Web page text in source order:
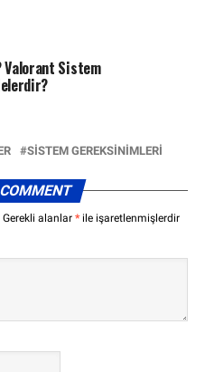
Valorant Sistem
SISTEM GEREKSINIMLERI
Gerekli alanlar *ile işaretlenmişlerdir